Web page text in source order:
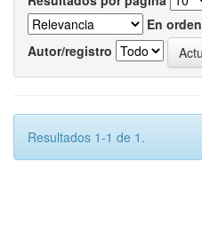
En orden
Autor/registro
Resultados 1-1 de 1.